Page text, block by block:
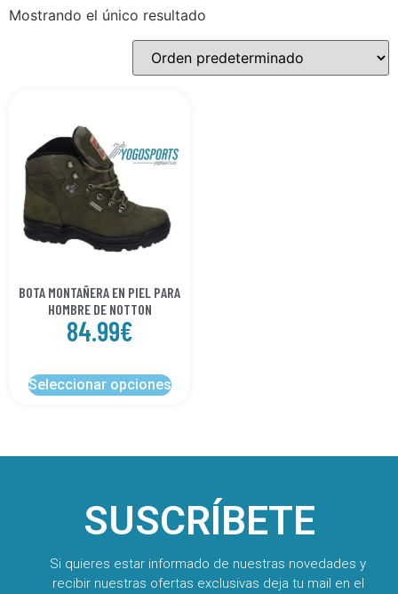
Mostrando el único resultado
BOTA MONTAÑERA EN PIEL PARA
HOMBRE DE NOTTON
84.99€
Seleccionar opciones
SUSCRÍBETE
Si quieres estar informado de nuestras novedades y
recibir nuestras ofertas exclusivas deja tu mail en el